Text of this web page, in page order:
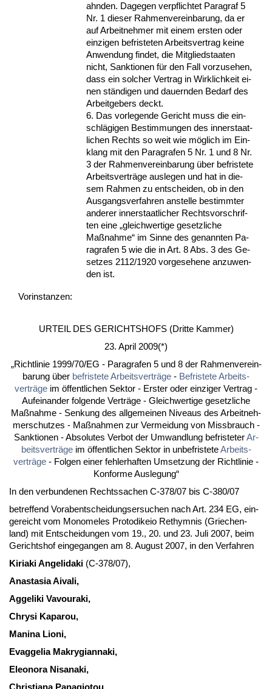
ahn­den. Da­ge­gen ver­pflich­tet Pa­ra­graf 5
Nr. 1 die­ser Rah­men­ver­ein­ba­rung, da er
auf Ar­beit­neh­mer mit ei­nem ers­ten oder
ein­zi­gen be­fris­te­ten Ar­beits­ver­trag kei­ne
An­wen­dung fin­det, die Mit­glied­staa­ten
nicht, Sank­tio­nen für den Fall vor­zu­se­hen,
dass ein sol­cher Ver­trag in Wirk­lich­keit ei­
nen ständi­gen und dau­ern­den Be­darf des
Ar­beit­ge­bers deckt.
6. Das vor­le­gen­de Ge­richt muss die ein­
schlägi­gen Be­stim­mun­gen des in­ner­staat­
li­chen Rechts so weit wie möglich im Ein­
klang mit den Pa­ra­gra­fen 5 Nr. 1 und 8 Nr.
3 der Rah­men­ver­ein­ba­rung über be­fris­te­te
Ar­beits­verträge aus­le­gen und hat in die­
sem Rah­men zu ent­schei­den, ob in den
Aus­gangs­ver­fah­ren an­stel­le be­stimm­ter
an­de­rer in­ner­staat­li­cher Rechts­vor­schrif­
ten ei­ne „gleich­wer­ti­ge ge­setz­li­che
Maßnah­me“ im Sin­ne des ge­nann­ten Pa­
ra­gra­fen 5 wie die in Art. 8 Abs. 3 des Ge­
set­zes 2112/1920 vor­ge­se­he­ne an­zu­wen­
den ist.
Vor­ins­tan­zen:
UR­TEIL DES GERICH­TSHOFS (Drit­te Kam­mer)
23. April 2009(*)
„Richt­li­nie 1999/70/EG - Pa­ra­gra­fen 5 und 8 der Rah­men­ver­ein­
ba­rung über be­fris­te­te Ar­beits­verträge - Be­fris­te­te Ar­beits­
verträge im öffent­li­chen Sek­tor - Ers­ter oder ein­zi­ger Ver­trag -
Auf­ein­an­der fol­gen­de Verträge - Gleich­wer­ti­ge ge­setz­li­che
Maßnah­me - Sen­kung des all­ge­mei­nen Ni­veaus des Ar­beit­neh­
mer­schut­zes - Maßnah­men zur Ver­mei­dung von Miss­brauch -
Sank­tio­nen - Ab­so­lu­tes Ver­bot der Um­wand­lung be­fris­te­terAr­
beits­verträgeim öffent­li­chen Sek­tor in un­be­fris­te­teAr­beits­
verträge - Fol­gen ei­ner feh­ler­haf­ten Um­set­zung der Richt­li­nie -
Kon­for­me Aus­le­gung“
In den ver­bun­de­nen Rechts­sa­chen C-378/07 bis C-380/07
be­tref­fend Vor­ab­ent­schei­dungs­er­su­chen nach Art. 234 EG, ein­
ge­reicht vom Mo­nome­les Pro­to­dik­eio Rethym­nis (Grie­chen­
land) mit Ent­schei­dun­gen vom 19., 20. und 23. Ju­li 2007, beim
Ge­richts­hof ein­ge­gan­gen am 8. Au­gust 2007, in den Ver­fah­ren
Ki­ria­ki An­gel­i­da­ki (C-378/07),
Ana­sta­sia Ai­va­li,
Ag­ge­li­ki Va­vou­ra­ki,
Chry­si Ka­pa­rou,
Ma­ni­na Lio­ni,
Evag­ge­lia Ma­kry­gi­an­na­ki,
Eleo­no­ra Nis­a­na­ki,